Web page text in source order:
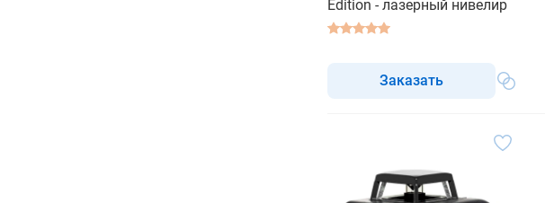
Edition - лазерный нивелир
Заказать